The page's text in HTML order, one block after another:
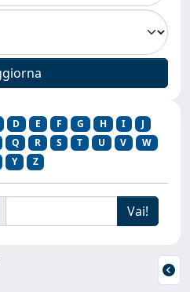
D E F G H I
J
Q R S T U V
W
Y Z